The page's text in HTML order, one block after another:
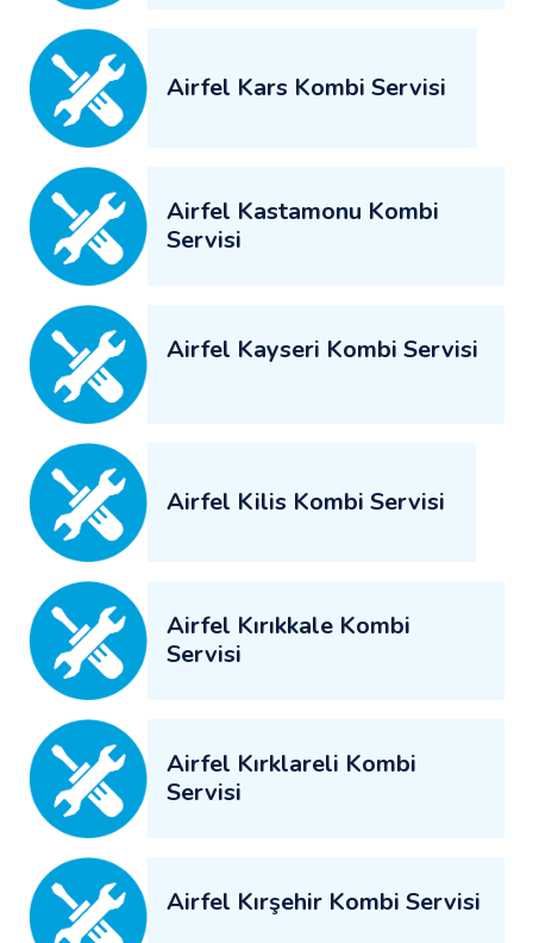
Airfel Kars Kombi Servisi
Airfel Kastamonu Kombi
Servisi
Airfel Kayseri Kombi Servisi
Airfel Kilis Kombi Servisi
Airfel Kırıkkale Kombi
Servisi
Airfel Kırklareli Kombi
Servisi
Airfel Kırşehir Kombi Servisi